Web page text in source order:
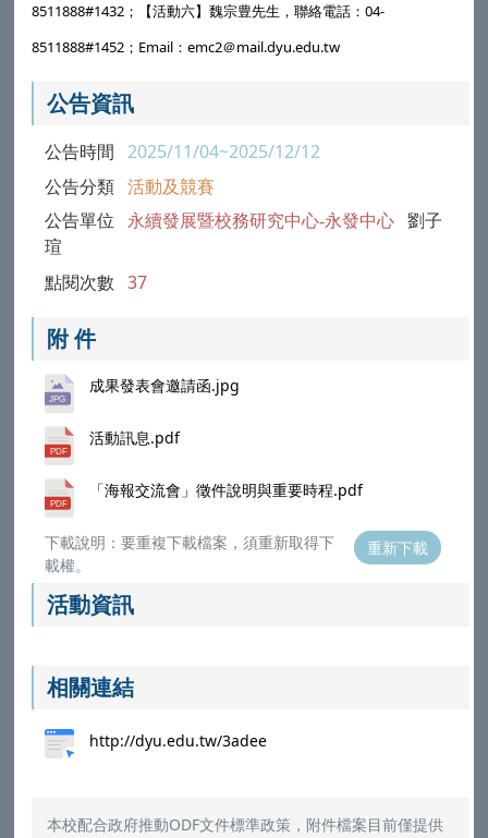
8511888#1432；【活動六】魏宗豊先生，聯絡電話：04-
8511888#1452；Email：emc2＠mail.dyu.edu.tw
公告資訊
公告時間 2025/11/04~2025/12/12
公告分類 活動及競賽
公告單位 永續發展暨校務研究中心-永發中心
劉子
瑄
點閱次數 37
附 件
成果發表會邀請函.jpg
活動訊息.pdf
「海報交流會」徵件說明與重要時程.pdf
下載說明：要重複下載檔案，須重新取得下
載權。
重新下載
活動資訊
相關連結
http://dyu.edu.tw/3adee
本校配合政府推動ODF文件標準政策，附件檔案目前僅提供